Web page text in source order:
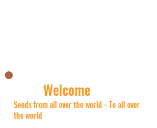
Welcome
Seeds from all over the world - To all over
the world